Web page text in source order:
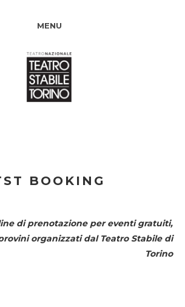
MENU
BOOKING
di prenotazione per eventi gratuiti,
organizzati dal Teatro Stabile di
Torino